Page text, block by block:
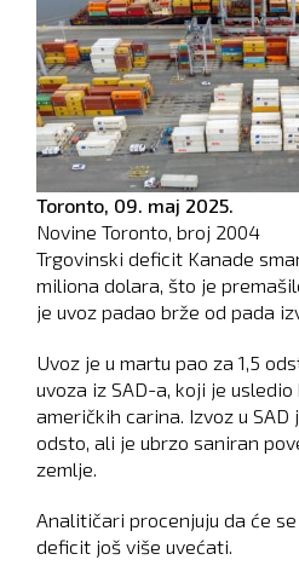
Toronto, 09. maj 2025.
Novine Toronto, broj 2004
Trgovinski deficit Kanade
miliona dolara, što je
je uvoz padao brže od pada
Uvoz je u martu pao za 1,5
uvoza iz SAD-a, koji je
američkih carina. Izvoz u SAD
odsto, ali je ubrzo saniran
zemlje.
Analitičari procenjuju da će
deficit još više uvećati.